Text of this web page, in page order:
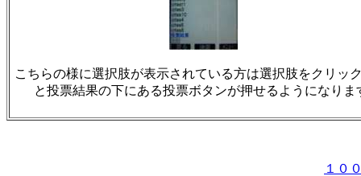
こちらの様に選択肢が表示されている方は選択肢をクリッ
と投票結果の下にある投票ボタンが押せるようになりま
１０